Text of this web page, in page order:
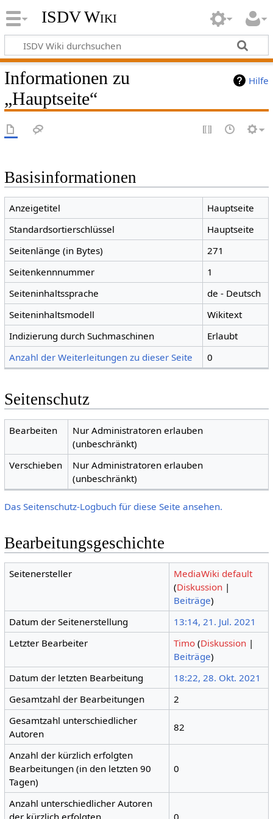
ISDV Wiki
Hilfe
Informationen zu
„Hauptseite“
Basisinformationen
Anzeigetitel
Hauptseite
Standardsortierschlüssel
Hauptseite
Seitenlänge (in Bytes)
271
Seitenkennnummer
1
Seiteninhaltssprache
de - Deutsch
Seiteninhaltsmodell
Wikitext
Indizierung durch Suchmaschinen
Erlaubt
Anzahl der Weiterleitungen zu dieser Seite
0
Seitenschutz
Bearbeiten
Nur Administratoren erlauben
(unbeschränkt)
Verschieben
Nur Administratoren erlauben
(unbeschränkt)
Das Seitenschutz-Logbuch für diese Seite ansehen.
Bearbeitungsgeschichte
Seitenersteller
MediaWiki default
(Diskussion |
Beiträge)
Datum der Seitenerstellung
13:14, 21. Jul. 2021
Letzter Bearbeiter
Timo (Diskussion |
Beiträge)
Datum der letzten Bearbeitung
18:22, 28. Okt. 2021
Gesamtzahl der Bearbeitungen
2
Gesamtzahl unterschiedlicher
Autoren
82
Anzahl der kürzlich erfolgten
Bearbeitungen (in den letzten 90
Tagen)
0
Anzahl unterschiedlicher Autoren